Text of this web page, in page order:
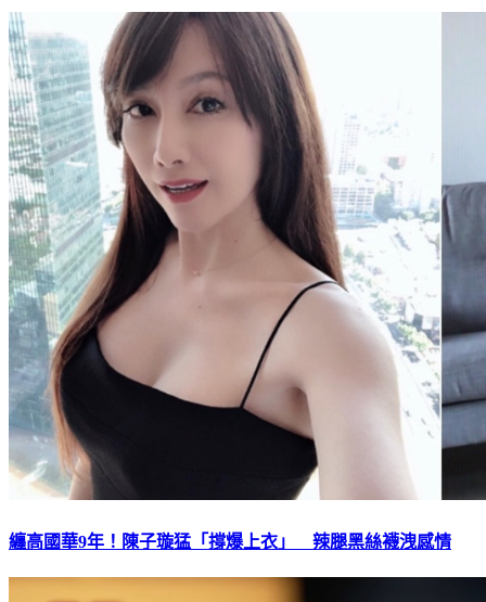
纏高國華9年！陳子璇猛「撐爆上衣」 辣腿黑絲襪洩感情